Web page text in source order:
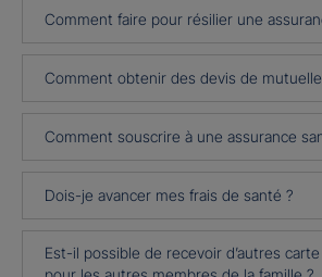
Comment faire pour résilier une
Comment obtenir des devis de
Comment souscrire à une assurance
Dois-je avancer mes frais de santé ?
Est-il possible de recevoir d’autres